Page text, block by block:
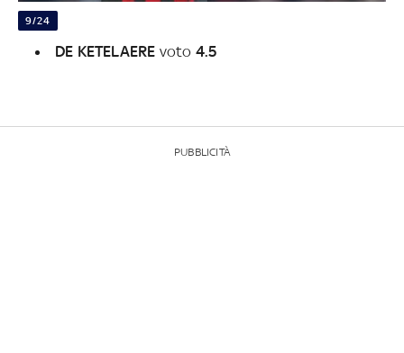
9/24
DE KETELAERE voto 4.5
PUBBLICITÀ